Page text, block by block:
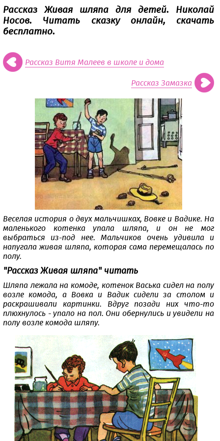
Рассказ Живая шляпа для детей. Николай
Носов. Читать сказку онлайн, скачать
бесплатно.
Рассказ Витя Малеев в школе и дома
Рассказ Замазка
Веселая история о двух мальчишках, Вовке и Вадике. На
маленького котенка упала шляпа, и он не мог
выбраться из-под нее. Мальчиков очень удивила и
напугала живая шляпа, которая сама перемещалась по
полу.
"Рассказ Живая шляпа" читать
Шляпа лежала на комоде, котенок Васька сидел на полу
возле комода, а Вовка и Вадик сидели за столом и
раскрашивали картинки. Вдруг позади них что-то
плюхнулось - упало на пол. Они обернулись и увидели на
полу возле комода шляпу.